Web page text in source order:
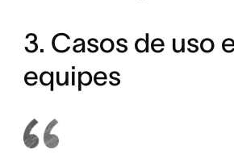
3. Casos de uso
equipes